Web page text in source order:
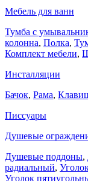
Мебель для ванн
Тумба с
колонна, Полка,
Комплект мебели,
Инсталляции
Бачок, Рама,
Писсуары
Душевые
Душевые поддоны,
радиальный,
Уголок